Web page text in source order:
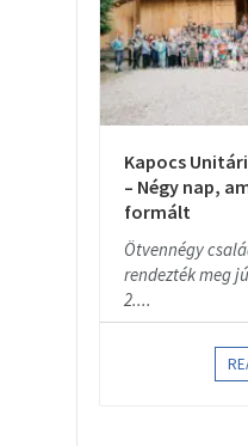
Kapocs
– Négy nap,
formált
Ötvennégy
rendezték meg
2....